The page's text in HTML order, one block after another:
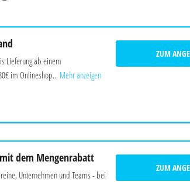
Lieferung ab einem
im Onlineshop... Mehr anzeigen
ZUM
dem Mengenrabatt
Unternehmen und Teams - bei
ZUM